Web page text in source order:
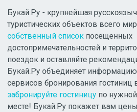
Букай.Ру - крупнейшая
туристических объектов всего
собственный список посещенных
достопримечательностей и
поездок и оставляйте
Букай.Ру объединяет
сервисов бронирования гостиниц
забронируйте гостиницу по
месте! Букай.Ру покажет вам